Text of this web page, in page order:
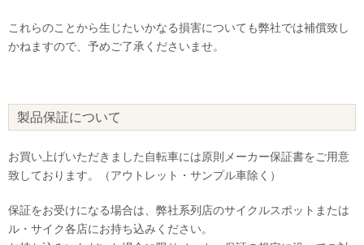
これらのことから生じたいかなる損害についても弊社では補償致し
かねますので、予めご了承くださいませ。
製品保証について
お買い上げいただきました自転車には原則メーカー保証書をご用意
致しております。（アウトレット・サンプル車除く）
保証をお受けになる場合は、弊社系列店のサイクルスポットまたは
ル・サイク各店にお持ち込みください。